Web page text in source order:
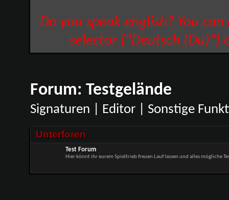
Do you speak english? You
selector ("Deutsch (Du)")
Forum: Testgelände
Signaturen | Editor | Sonstige
Unterforen
Test Forum
Hier könnt ihr eurem Spieltrieb freuen Lauf lassen und alles mögliche